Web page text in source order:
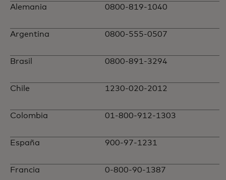
Alemania 0800-819-1040
Argentina 0800-555-0507
Brasil 0800-891-3294
Chile 1230-020-2012
Colombia 01-800-912-1303
España 900-97-1231
Francia 0-800-90-1387